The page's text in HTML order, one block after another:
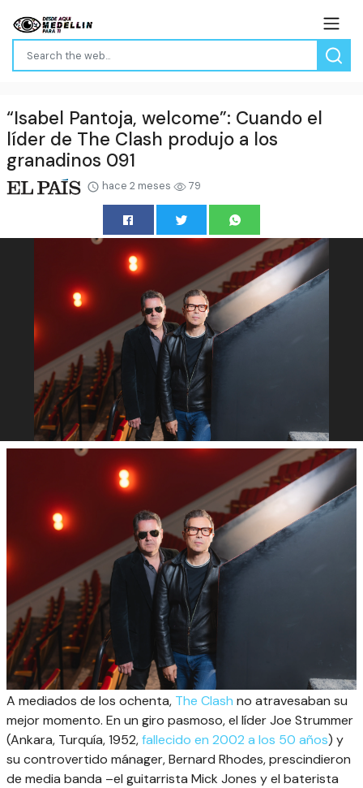
“Isabel Pantoja, welcome”: Cuando el
líder de The Clash produjo a los
granadinos 091
hace 2 meses 79
A mediados de los ochenta, The Clash no atravesaban su
mejor momento. En un giro pasmoso, el líder Joe Strummer
(Ankara, Turquía, 1952,fallecido en 2002 a los 50 años) y
su controvertido mánager, Bernard Rhodes, prescindieron
de media banda –el guitarrista Mick Jones y el baterista